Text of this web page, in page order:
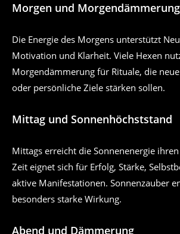
Morgen und Morgendämmerung
Die Energie des Morgens unterstützt
Motivation und Klarheit. Viele Hexen
Morgendämmerung für Rituale, die
oder persönliche Ziele stärken sollen.
Mittag und Sonnenhöchststand
Mittags erreicht die Sonnenenergie
Zeit eignet sich für Erfolg, Stärke,
aktive Manifestationen. Sonnenzauber
besonders starke Wirkung.
Abend und Dämmerung